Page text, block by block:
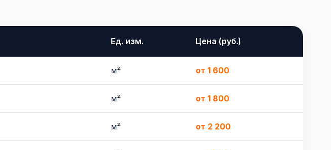
Ед. изм. Цена (руб.)
м² от 1 600
м² от 1 800
м² от 2 200